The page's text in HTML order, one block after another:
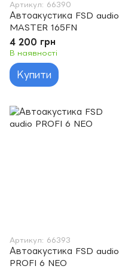
Артикул: 66390
Автоакустика FSD audio
MASTER 165FN
4 200 грн
В наявності
Купити
Артикул: 66393
Автоакустика FSD audio
PROFI 6 NEO